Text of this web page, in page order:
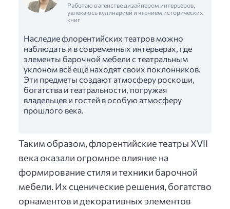
Работаю в агенстве дизайнером интерьеров,
увлекаюсь кулинарией и чтением исторических
книг
Наследие флорентийских театров можно
наблюдать и в современных интерьерах, где
элементы барочной мебели с театральным
уклоном всё ещё находят своих поклонников.
Эти предметы создают атмосферу роскоши,
богатства и театральности, погружая
владельцев и гостей в особую атмосферу
прошлого века.
Таким образом, флорентийские театры XVII
века оказали огромное влияние на
формирование стиля и техники барочной
мебели. Их сценические решения, богатство
орнаментов и декоративных элементов